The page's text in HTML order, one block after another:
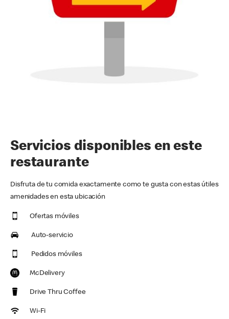
Servicios disponibles en este
restaurante
Disfruta de tu comida exactamente como te gusta con estas útiles
amenidades en esta ubicación
Ofertas móviles
Auto-servicio
Pedidos móviles
McDelivery
Drive Thru Coffee
Wi-Fi